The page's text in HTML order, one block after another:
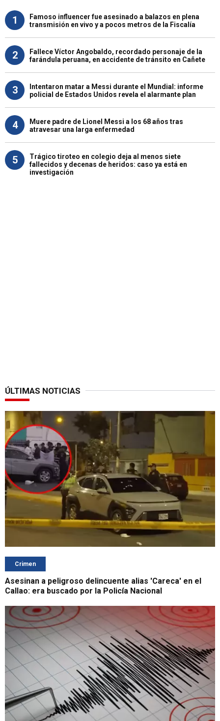
1
Famoso influencer fue asesinado a balazos en plena
transmisión en vivo y a pocos metros de la Fiscalía
2
Fallece Víctor Angobaldo, recordado personaje de la
farándula peruana, en accidente de tránsito en Cañete
3
Intentaron matar a Messi durante el Mundial: informe
policial de Estados Unidos revela el alarmante plan
4
Muere padre de Lionel Messi a los 68 años tras
atravesar una larga enfermedad
5
Trágico tiroteo en colegio deja al menos siete
fallecidos y decenas de heridos: caso ya está en
investigación
ÚLTIMAS NOTICIAS
Crimen
Asesinan a peligroso delincuente alias 'Careca' en el
Callao: era buscado por la Policía Nacional